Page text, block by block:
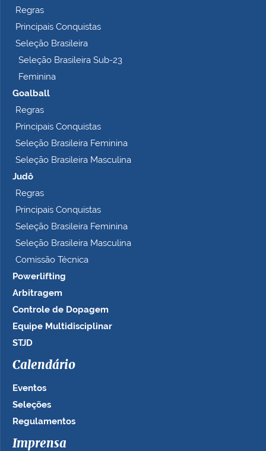
Regras
Principais Conquistas
Seleção Brasileira
Seleção Brasileira Sub-23
Feminina
Goalball
Regras
Principais Conquistas
Seleção Brasileira Feminina
Seleção Brasileira Masculina
Judô
Regras
Principais Conquistas
Seleção Brasileira Feminina
Seleção Brasileira Masculina
Comissão Técnica
Powerlifting
Arbitragem
Controle de Dopagem
Equipe Multidisciplinar
STJD
Calendário
Eventos
Seleções
Regulamentos
Imprensa